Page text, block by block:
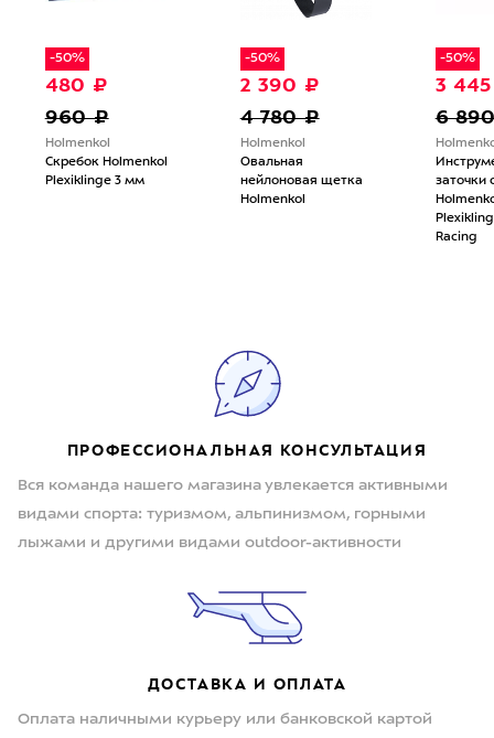
-50%
480 ₽
960 ₽
Holmenkol
Скребок Holmenkol
Plexiklinge 3 мм
-50%
2 390 ₽
4 780 ₽
Holmenkol
Овальная
нейлоновая щетка
Holmenkol
-50%
3
6
заточки
Racing
ПРОФЕССИОНАЛЬНАЯ КОНСУЛЬТАЦИЯ
Вся команда нашего магазина увлекается активными
видами спорта: туризмом, альпинизмом, горными
лыжами и другими видами outdoor-активности
ДОСТАВКА И ОПЛАТА
Оплата наличными курьеру или банковской картой